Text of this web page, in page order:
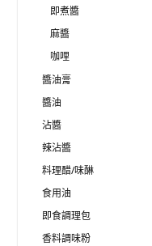
即煮醬
麻醬
咖哩
醬油膏
醬油
沾醬
辣沾醬
料理醋/味醂
食用油
即食調理包
香料調味粉